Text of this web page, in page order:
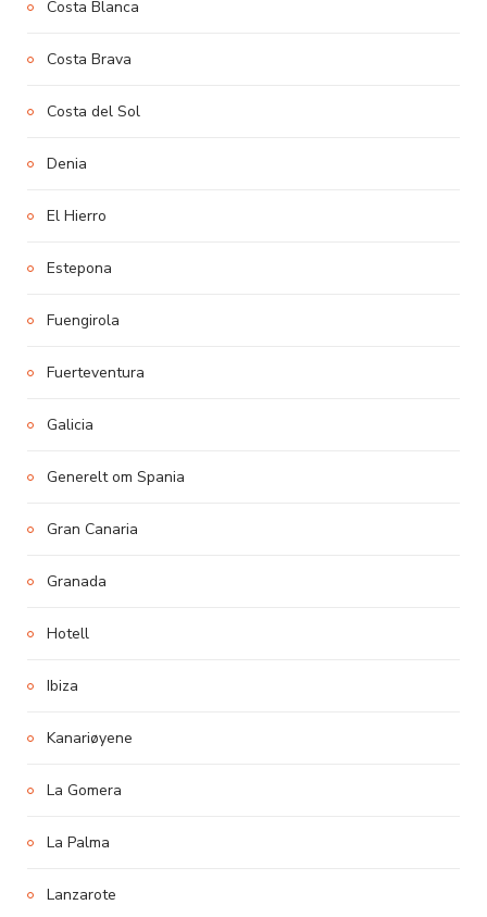
Costa Blanca
Costa Brava
Costa del Sol
Denia
El Hierro
Estepona
Fuengirola
Fuerteventura
Galicia
Generelt om Spania
Gran Canaria
Granada
Hotell
Ibiza
Kanariøyene
La Gomera
La Palma
Lanzarote